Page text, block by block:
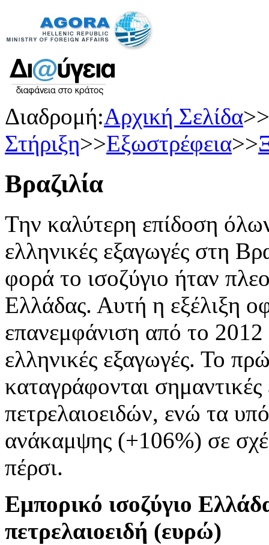
Διαδρομή:Αρχική Σελίδα>>
Στήριξη>>Εξωστρέφεια>>
Βραζιλία
Την καλύτερη επίδοση
ελληνικές εξαγωγές στη
φορά το ισοζύγιο ήταν
Ελλάδας. Αυτή η εξέλιξη
επανεμφάνιση από το 2012
ελληνικές εξαγωγές. Το
καταγράφονται σημαντικές
πετρελαιοειδών, ενώ τα
ανάκαμψης (+106%) σε
πέρσι.
Εμπορικό ισοζύγιο
πετρελαιοειδή (ευρώ)